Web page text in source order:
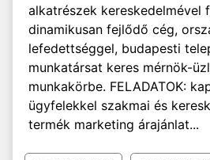
alkatrészek kereskedelmével
dinamikusan fejlődő cég,
lefedettséggel, budapesti
munkatársat keres mérnök-
munkakörbe. FELADATOK:
ügyfelekkel szakmai és
termék marketing árajánlat...